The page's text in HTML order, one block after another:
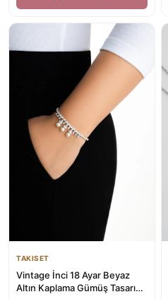
TAKISET
Vintage İnci 18 Ayar Beyaz
Altın Kaplama Gümüş Tasarım